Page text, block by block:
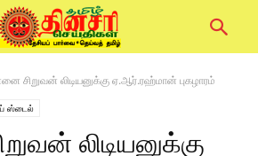
சிறுவன் லிடியனுக்கு ஏ.ஆர்.ரஹ்மான் புகழாரம்
ஸ்டைல்
லிடியனுக்கு